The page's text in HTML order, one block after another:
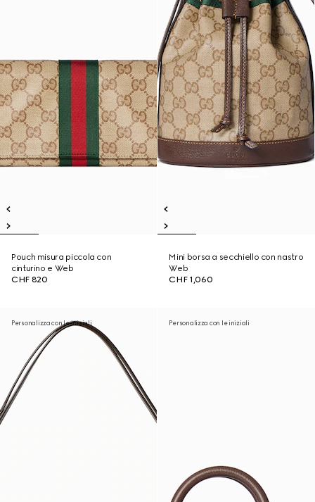
Pouch misura piccola con
cinturino e Web
CHF 820
Mini borsa a secchiello con nastro
Web
CHF 1,060
Personalizza con le iniziali Personalizza con le iniziali